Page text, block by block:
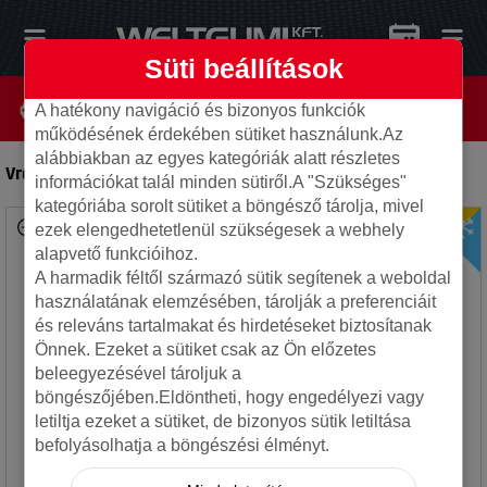
Vredestein 245/35R21 96Y QUATRAC PRO+ XL-Autó gumi
Süti beállítások
A hatékony navigáció és bizonyos funkciók
működésének érdekében sütiket használunk.Az
alábbiakban az egyes kategóriák alatt részletes
információkat talál minden sütiről.A "Szükséges"
kategóriába sorolt sütiket a böngésző tárolja, mivel
ezek elengedhetetlenül szükségesek a webhely
alapvető funkcióihoz.
A harmadik féltől származó sütik segítenek a weboldal
használatának elemzésében, tárolják a preferenciáit
és releváns tartalmakat és hirdetéseket biztosítanak
Önnek. Ezeket a sütiket csak az Ön előzetes
beleegyezésével tároljuk a
böngészőjében.Eldöntheti, hogy engedélyezi vagy
letiltja ezeket a sütiket, de bizonyos sütik letiltása
befolyásolhatja a böngészési élményt.